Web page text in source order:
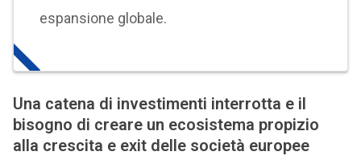
espansione globale.
Una catena di investimenti interrotta e il
bisogno di creare un ecosistema propizio
alla crescita e exit delle società europee